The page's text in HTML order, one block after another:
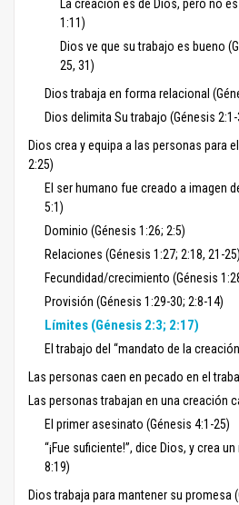
La creación es de Dios, pero no
1:11)
Dios ve que su trabajo es bueno
25, 31)
Dios trabaja en forma relacional
Dios delimita Su trabajo (Génesis 2:1-
Dios crea y equipa a las personas para
2:25)
El ser humano fue creado a imagen
5:1)
Dominio (Génesis 1:26; 2:5)
Relaciones (Génesis 1:27; 2:18, 21-25)
Fecundidad/crecimiento (Génesis
Provisión (Génesis 1:29-30; 2:8-14)
Límites (Génesis 2:3; 2:17)
El trabajo del “mandato de la
Las personas caen en pecado en el
Las personas trabajan en una creación
El primer asesinato (Génesis 4:1-25)
“¡Fue suficiente!”, dice Dios, y crea
8:19)
Dios trabaja para mantener su promesa